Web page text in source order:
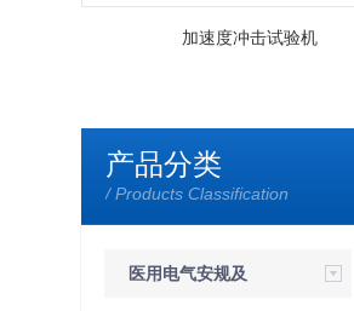
加速度冲击试验机
产品分类
/ Products Classification
医用电气安规及